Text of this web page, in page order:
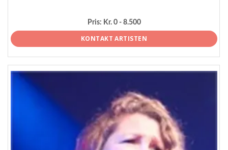
Pris: Kr. 0 - 8.500
KONTAKT ARTISTEN